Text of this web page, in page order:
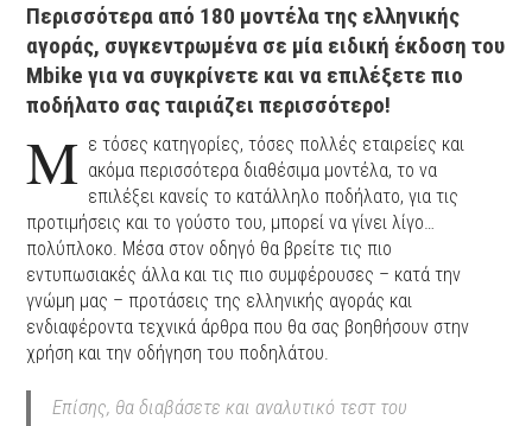
Περισσότερα από 180 μοντέλα της ελληνικής
αγοράς, συγκεντρωμένα σε μία ειδική έκδοση του
Mbike για να συγκρίνετε και να επιλέξετε πιο
ποδήλατο σας ταιριάζει περισσότερο!
Μ ε τόσες κατηγορίες, τόσες πολλές εταιρείες και
ακόμα περισσότερα διαθέσιμα μοντέλα, το να
επιλέξει κανείς το κατάλληλο ποδήλατο, για τις
προτιμήσεις και το γούστο του, μπορεί να γίνει λίγο…
πολύπλοκο. Μέσα στον οδηγό θα βρείτε τις πιο
εντυπωσιακές άλλα και τις πιο συμφέρουσες – κατά την
γνώμη μας – προτάσεις της ελληνικής αγοράς και
ενδιαφέροντα τεχνικά άρθρα που θα σας βοηθήσουν στην
χρήση και την οδήγηση του ποδηλάτου.
Επίσης, θα διαβάσετε και αναλυτικό τεστ του